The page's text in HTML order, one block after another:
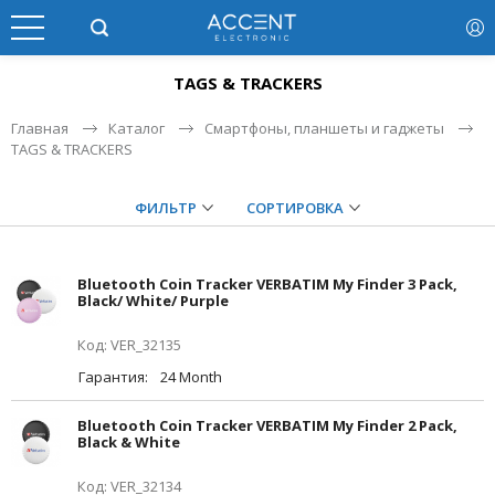
TAGS & TRACKERS
Главная Каталог
Смартфоны, планшеты и гаджеты
TAGS & TRACKERS
ФИЛЬТР СОРТИРОВКА
Bluetooth Coin Tracker VERBATIM My Finder 3 Pack,
Black/ White/ Purple
Код: VER_32135
Гарантия:
24 Month
Bluetooth Coin Tracker VERBATIM My Finder 2 Pack,
Black & White
Код: VER_32134